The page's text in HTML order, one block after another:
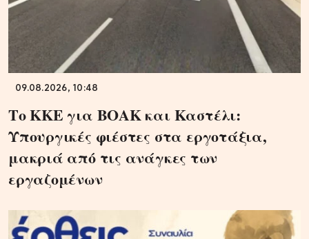
09.08.2026, 10:48
Το ΚΚΕ για ΒΟΑΚ και Καστέλι:
Υπουργικές φιέστες στα εργοτάξια,
μακριά από τις ανάγκες των
εργαζομένων